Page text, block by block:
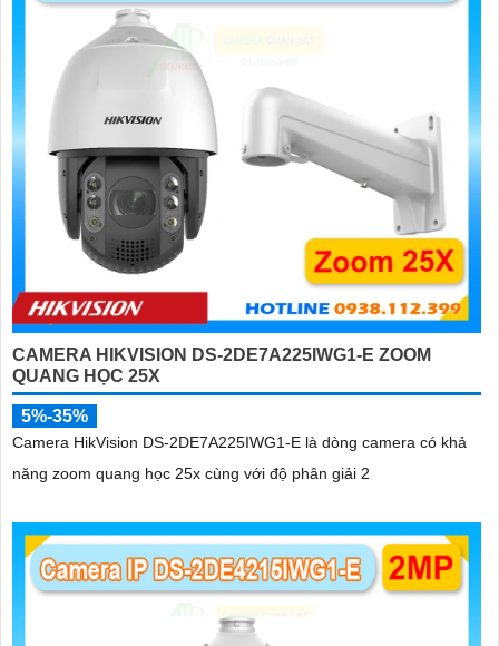
CAMERA HIKVISION DS-2DE7A225IWG1-E ZOOM
QUANG HỌC 25X
5%-35%
Camera HikVision DS-2DE7A225IWG1-E là dòng camera có khả
năng zoom quang học 25x cùng với độ phân giải 2